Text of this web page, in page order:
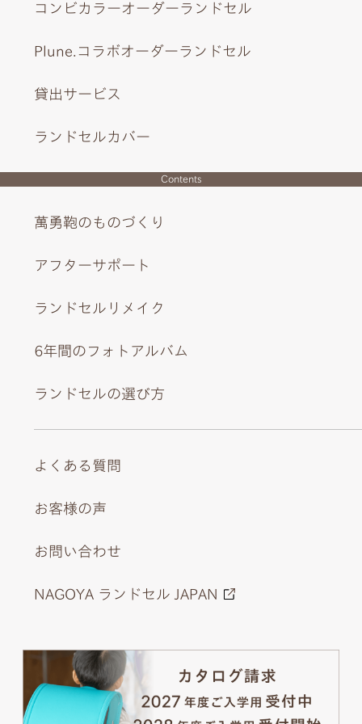
美しさを際立たせるシンプルな内装と、レトロな幾何学模
様のチャーム。
コンビカラーオーダーランドセル
Plune.コラボオーダーランドセル
貸出サービス
ランドセルカバー
Contents
萬勇鞄のものづくり
アフターサポート
ランドセルリメイク
6年間のフォトアルバム
ランドセルの選び方
よくある質問
お客様の声
お問い合わせ
NAGOYA ランドセル JAPAN